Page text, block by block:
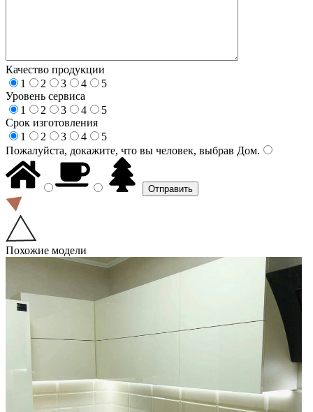
Качество продукции
1
2 3 4
5
Уровень сервиса
1
2 3 4
5
Срок изготовления
1
2 3 4
5
Пожалуйста, докажите, что вы человек, выбрав Дом.
Похожие модели